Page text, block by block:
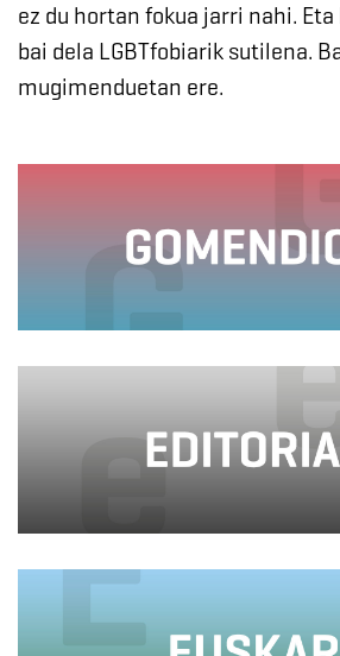
ez du hortan fokua jarri nahi. Eta
bai dela LGBTfobiarik sutilena.
mugimenduetan ere.